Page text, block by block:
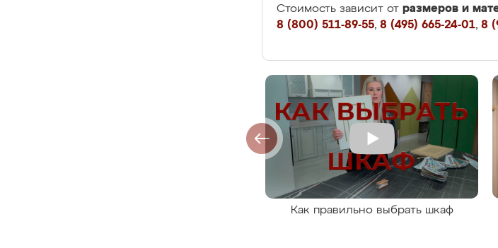
Стоимость зависит от размеров и
8 (800) 511-89-55, 8 (495) 665-24-01, 8
Как правильно выбрать шкаф